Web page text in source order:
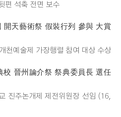
편 석축 전면 보수
開天藝術祭 假裝行列 參與 大賞
천예술제 가장행렬 참여 대상 수상
校 晉州論介祭 祭典委員長 選任
진주논개제 제전위원장 선임 (16,